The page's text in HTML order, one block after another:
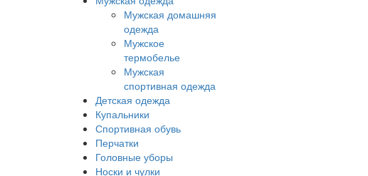
Мужская домашняя
одежда
Мужское
термобелье
Мужская
спортивная одежда
Детская одежда
Купальники
Спортивная обувь
Перчатки
Головные уборы
Носки и чулки